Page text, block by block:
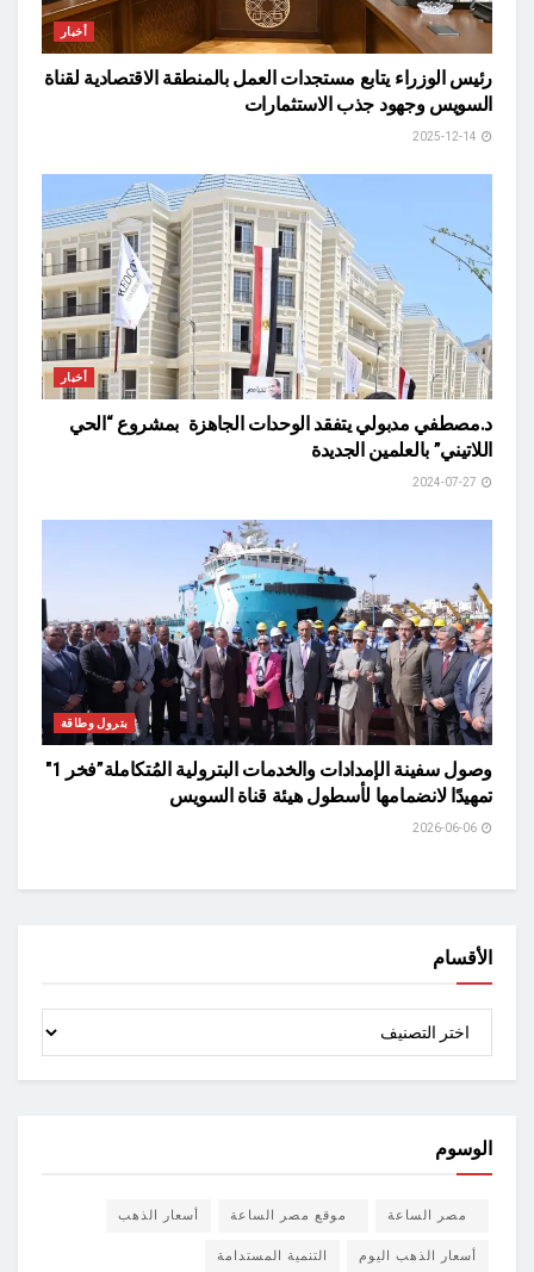
أخبار
رئيس الوزراء يتابع مستجدات العمل بالمنطقة الاقتصادية لقناة
السويس وجهود جذب الاستثمارات
أخبار
د.مصطفي مدبولي يتفقد الوحدات الجاهزة بمشروع “الحي
اللاتيني” بالعلمين الجديدة
بترول وطاقة
وصول سفينة الإمدادات والخدمات البترولية المُتكاملة”فخر 1″
تمهيدًا لانضمامها لأسطول هيئة قناة السويس
الأقسام
الوسوم
مصر الساعة موقع مصر الساعة أسعار الذهب
أسعار الذهب اليوم التنمية المستدامة